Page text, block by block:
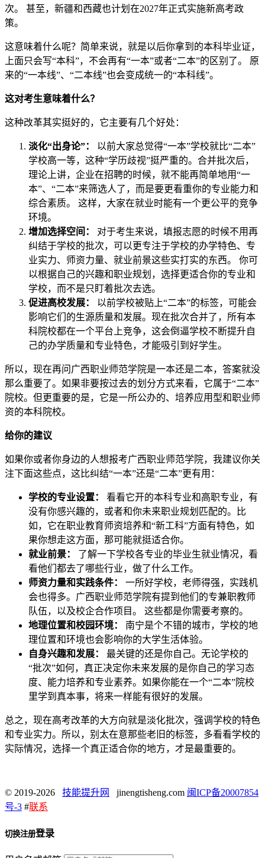
次。 甚至，新疆和西藏也计划在2027年正式实施新高考政
策。
这意味着什么呢？简单来说，就是以后你拿到的本科毕业证，
上面只会写“本科”，不会再有“一本”或者“二本”的区别了。 原
来的“一本线”、“二本线”也会变成统一的“本科线”。
这对考生意味着什么？
这种改革其实挺好的，它主要有几个好处：
淡化“出身论”：
以前大家总觉得“一本”学校就比“二本”
学校高一等，这种“学历歧视”挺严重的。合并批次后，
理论上讲，企业在招聘的时候，就不能再简单地用“一
本”、“二本”来筛选人了，而是要更看重你的专业能力和
综合素质。 这样，大家在就业时能有一个更公平的竞争
环境。
增加选择空间：
对于考生来说，填报志愿的时候不用再
纠结于学校的批次，可以更专注于学校的办学特色、专
业实力、师资力量、就业前景这些实打实的东西。 你可
以根据自己的兴趣和职业规划，选择更适合你的专业和
学校，而不是只盯着批次去选。
促进高校发展：
以前学校被贴上“二本”的标签，可能会
影响它们的生源质量和发展。现在批次合并了，所有本
科院校都在一个平台上竞争，这会倒逼学校不断提升自
己的办学质量和专业特色，才能吸引到好学生。
所以，现在再问广西职业师范学院是一本还是二本，答案就没
那么重要了。如果非要按过去的划分方式来看，它属于“二本”
院校。但更重要的是，它是一所公办的、培养应用型和职业师
资的本科院校。
给你的建议
如果你或者你身边的人想报考广西职业师范学院，我建议你关
注下面这些点，这比纠结“一本”还是“二本”更有用：
学校的专业设置：
看看它开的本科专业和高职专业，有
没有你感兴趣的，或者和你未来职业规划匹配的。比
如，它在职业教育师资培养和“新工科”方面有特色，如
果你想走这方面，那可能就挺适合你。
就业前景：
了解一下学校各专业的毕业生就业情况，看
看他们都去了哪些行业，做了什么工作。
师资力量和实践条件：
一所好学校，老师得强，实践机
会也得多。广西职业师范学院有提到他们的专兼职教师
队伍，以及校企合作项目。 这些都是你需要考察的。
地理位置和校园环境：
南宁是个不错的城市，学校的地
理位置和环境也会影响你的大学生活体验。
自身兴趣和发展：
最关键的还是你自己。无论学校的
“批次”如何，真正决定你未来发展的是你自己的学习态
度、能力培养和专业素养。如果你能在一个“二本”院校
里学到真本事，将来一样能有很好的发展。
总之，现在高考改革的大方向就是淡化批次，强调学校的特色
和专业实力。所以，别太在意那些老旧的标签，多看看学校的
实际情况，选择一个真正适合你的地方，才是最重要的。
© 2019-2026 技能提升网 jinengtisheng.com 闽ICP备20007854
号-3 #联系
切换注册登录